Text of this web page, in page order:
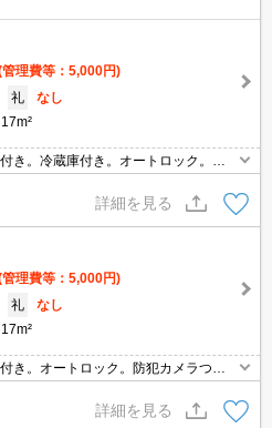
管理費等：5,000円)
礼
なし
17m²
き。冷蔵庫付き。オートロック。エ
詳細を見る
管理費等：5,000円)
礼
なし
17m²
き。オートロック。防犯カメラつい
ださい!。
詳細を見る